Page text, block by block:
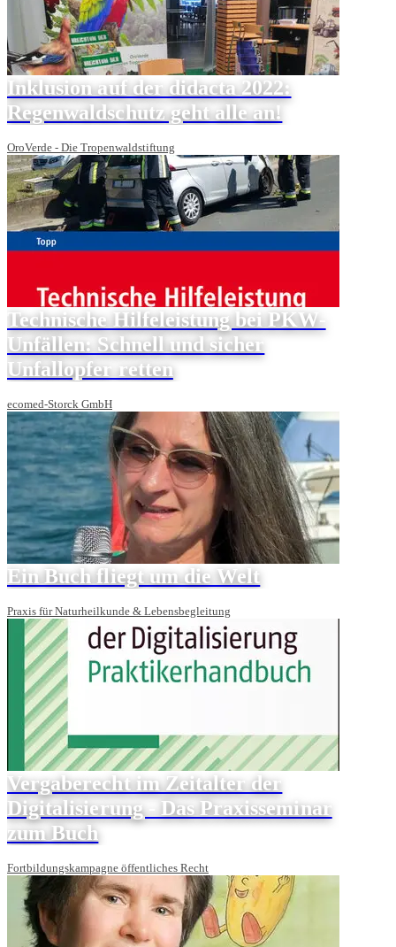
Inklusion auf der didacta 2022:
Regenwaldschutz geht alle an!
OroVerde - Die Tropenwaldstiftung
Technische Hilfeleistung bei PKW-
Unfällen: Schnell und sicher
Unfallopfer retten
ecomed-Storck GmbH
Ein Buch fliegt um die Welt
Praxis für Naturheilkunde & Lebensbegleitung
Vergaberecht im Zeitalter der
Digitalisierung - Das Praxisseminar
zum Buch
Fortbildungskampagne öffentliches Recht